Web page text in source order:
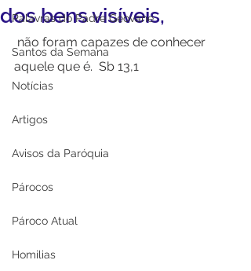
Palavras do Padre Geovane
Santos da Semana
Notícias
Artigos
Avisos da Paróquia
Párocos
Pároco Atual
Homilias
dos bens visíveis,
aquele que é.  Sb 13,1